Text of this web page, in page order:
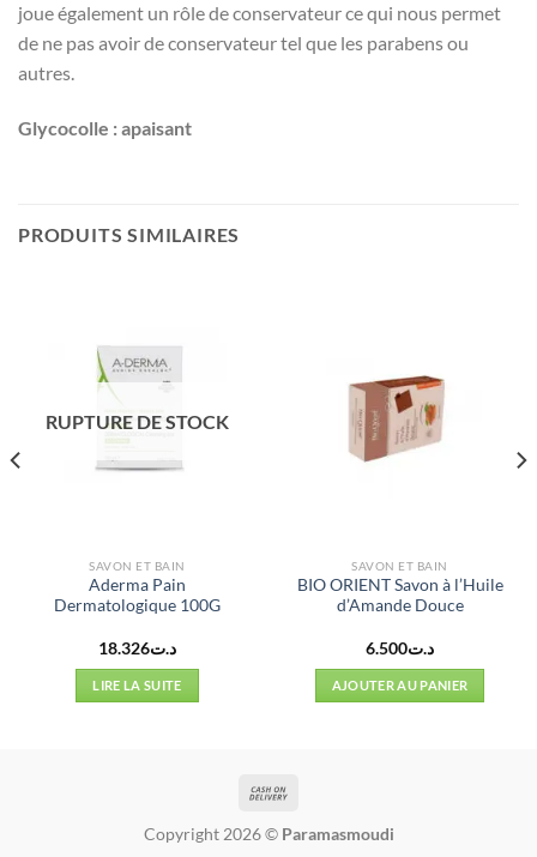
joue également un rôle de conservateur ce qui nous permet
de ne pas avoir de conservateur tel que les parabens ou
autres.
Glycocolle : apaisant
PRODUITS SIMILAIRES
RUPTURE DE STOCK
SAVON ET BAIN
Aderma Pain
Dermatologique 100G
د.ت18.326
LIRE LA SUITE
SAVON ET BAIN
BIO ORIENT Savon à l’Huile
d’Amande Douce
د.ت6.500
AJOUTER AU PANIER
Copyright 2026 © Paramasmoudi